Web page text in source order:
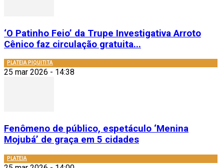
‘O Patinho Feio’ da Trupe Investigativa Arroto
Cênico faz circulação gratuita...
PLATEIA PIQUITITA
25 mar 2026 - 14:38
Fenômeno de público, espetáculo ‘Menina
Mojubá’ de graça em 5 cidades
PLATEIA